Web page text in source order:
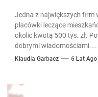
Jedna z największych firm
placówki leczące
okolic kwotą 500 tys. zł.
dobrymi wiadomościami....
Klaudia Garbacz 6 Lat Ago